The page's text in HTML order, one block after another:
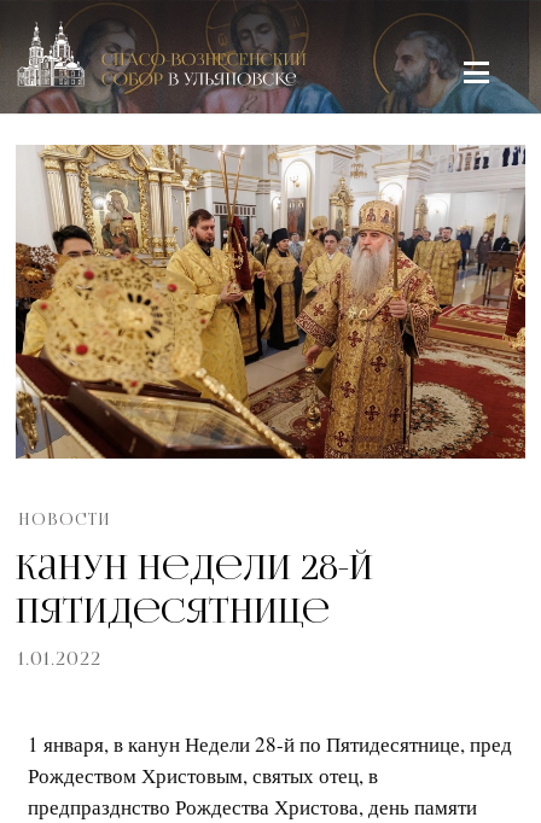
Спасо-Вознесенский кафедральный собор в Ульяновске
НОВОСТИ
Канун Недели 28-й
Пятидесятнице
1.01.2022
1 января, в канун Недели 28-й по Пятидесятнице, пред
Рождеством Христовым, святых отец, в
предпразднство Рождества Христова, день памяти